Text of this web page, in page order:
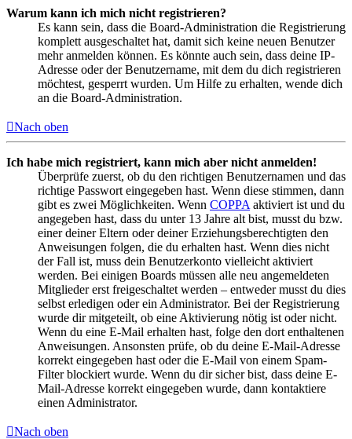
Warum kann ich mich nicht registrieren?
Es kann sein, dass die Board-Administration die Registrierung
komplett ausgeschaltet hat, damit sich keine neuen Benutzer
mehr anmelden können. Es könnte auch sein, dass deine IP-
Adresse oder der Benutzername, mit dem du dich registrieren
möchtest, gesperrt wurden. Um Hilfe zu erhalten, wende dich
an die Board-Administration.
Nach oben
Ich habe mich registriert, kann mich aber nicht anmelden!
Überprüfe zuerst, ob du den richtigen Benutzernamen und das
richtige Passwort eingegeben hast. Wenn diese stimmen, dann
gibt es zwei Möglichkeiten. Wenn COPPA aktiviert ist und du
angegeben hast, dass du unter 13 Jahre alt bist, musst du bzw.
einer deiner Eltern oder deiner Erziehungsberechtigten den
Anweisungen folgen, die du erhalten hast. Wenn dies nicht
der Fall ist, muss dein Benutzerkonto vielleicht aktiviert
werden. Bei einigen Boards müssen alle neu angemeldeten
Mitglieder erst freigeschaltet werden – entweder musst du dies
selbst erledigen oder ein Administrator. Bei der Registrierung
wurde dir mitgeteilt, ob eine Aktivierung nötig ist oder nicht.
Wenn du eine E-Mail erhalten hast, folge den dort enthaltenen
Anweisungen. Ansonsten prüfe, ob du deine E-Mail-Adresse
korrekt eingegeben hast oder die E-Mail von einem Spam-
Filter blockiert wurde. Wenn du dir sicher bist, dass deine E-
Mail-Adresse korrekt eingegeben wurde, dann kontaktiere
einen Administrator.
Nach oben